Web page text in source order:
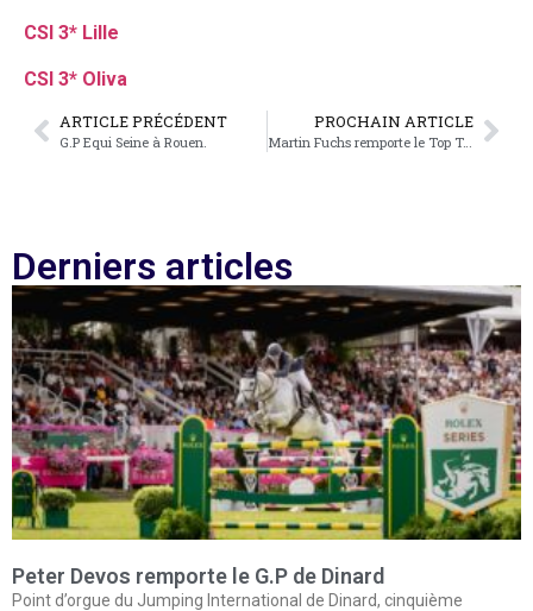
CSI 3* Lille
CSI 3* Oliva
ARTICLE PRÉCÉDENT
G.P Equi Seine à Rouen.
PROCHAIN ARTICLE
Martin Fuchs remporte le Top Ten Rolex
Derniers articles
Peter Devos remporte le G.P de Dinard
Point d’orgue du Jumping International de Dinard, cinquième